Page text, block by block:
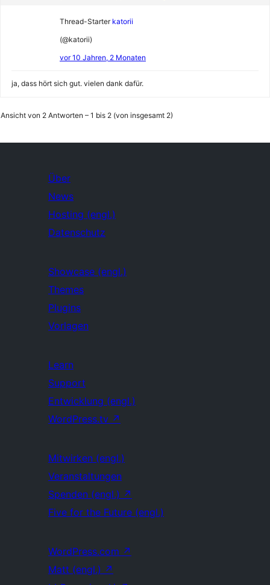
Thread-Starter katorii
(@katorii)
vor 10 Jahren, 2 Monaten
ja, dass hört sich gut. vielen dank dafür.
Ansicht von 2 Antworten – 1 bis 2 (von insgesamt 2)
Über
News
Hosting (engl.)
Datenschutz
Showcase (engl.)
Themes
Plugins
Vorlagen
Learn
Support
Entwicklung (engl.)
WordPress.tv ↗
Mitwirken (engl.)
Veranstaltungen
Spenden (engl.) ↗
Five for the Future (engl.)
WordPress.com ↗
Matt (engl.) ↗